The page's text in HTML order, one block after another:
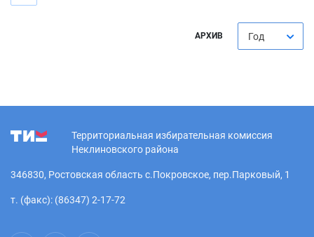
АРХИВ Год
Территориальная избирательная комиссия
Неклиновского района
346830, Ростовская область с.Покровское, пер.Парковый, 1
т. (факс): (86347) 2-17-72